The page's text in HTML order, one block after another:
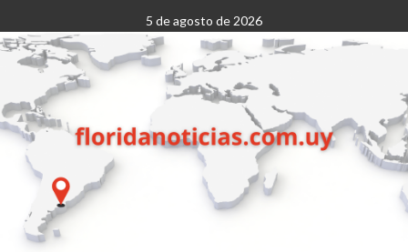
al
contenido
5 de agosto de 2026